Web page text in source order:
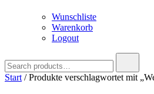
Wunschliste
Warenkorb
Logout
for:
Start / Produkte verschlagwortet mit